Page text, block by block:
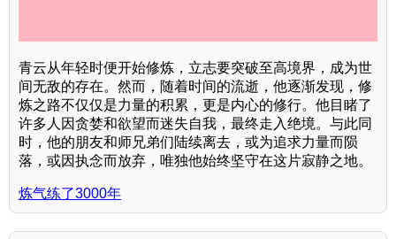
青云从年轻时便开始修炼，立志要突破至高境界，成为世
间无敌的存在。然而，随着时间的流逝，他逐渐发现，修
炼之路不仅仅是力量的积累，更是内心的修行。他目睹了
许多人因贪婪和欲望而迷失自我，最终走入绝境。与此同
时，他的朋友和师兄弟们陆续离去，或为追求力量而陨
落，或因执念而放弃，唯独他始终坚守在这片寂静之地。
炼气练了3000年